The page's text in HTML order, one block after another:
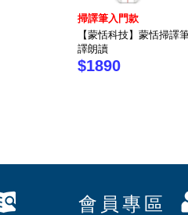
掃譯筆入門款
【蒙恬科技】蒙恬掃譯
譯朗讀
$1890
會員專區